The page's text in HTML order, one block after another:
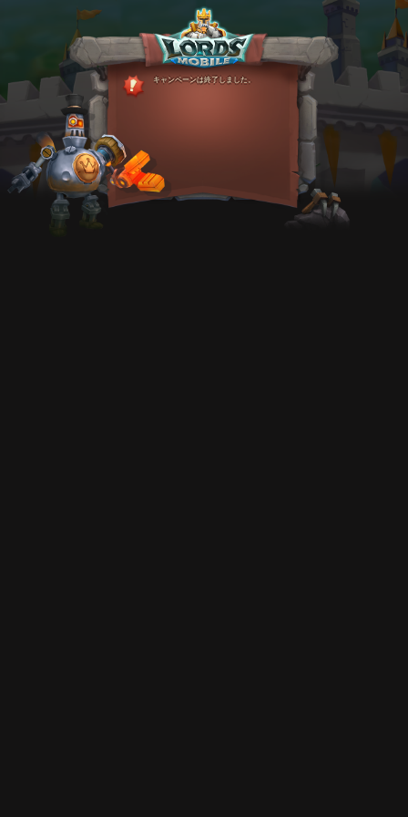
キャンペーンは終了しました。